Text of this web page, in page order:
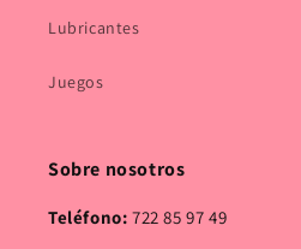
Lubricantes
Juegos
Sobre nosotros
Teléfono: 722 85 97 49